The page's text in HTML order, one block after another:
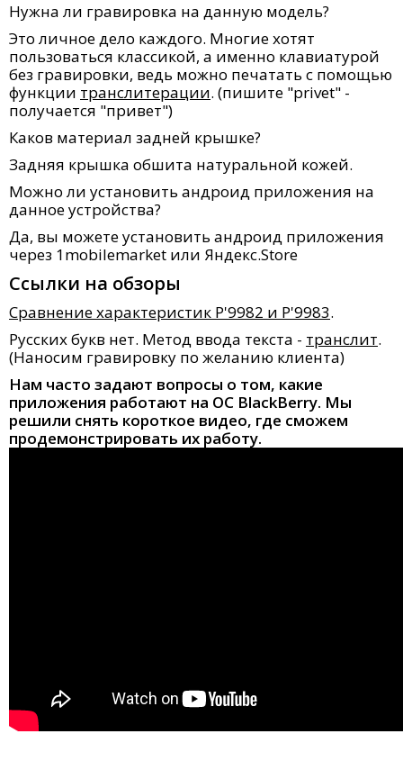
Нужна ли гравировка на данную модель?
Это личное дело каждого. Многие хотят
пользоваться классикой, а именно клавиатурой
без гравировки, ведь можно печатать с помощью
функции транслитерации. (пишите "privet" -
получается "привет")
Каков материал задней крышке?
Задняя крышка обшита натуральной кожей.
Можно ли установить андроид приложения на
данное устройства?
Да, вы можете установить андроид приложения
через 1mobilemarket или Яндекс.Store
Ссылки на обзоры
Сравнение характеристик P'9982 и P'9983.
Русских букв нет. Метод ввода текста - транслит.
(Наносим гравировку по желанию клиента)
Нам часто задают вопросы о том, какие
приложения работают на ОС BlackBerry. Мы
решили снять короткое видео, где сможем
продемонстрировать их работу.